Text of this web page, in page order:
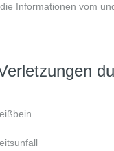
Informationen vom